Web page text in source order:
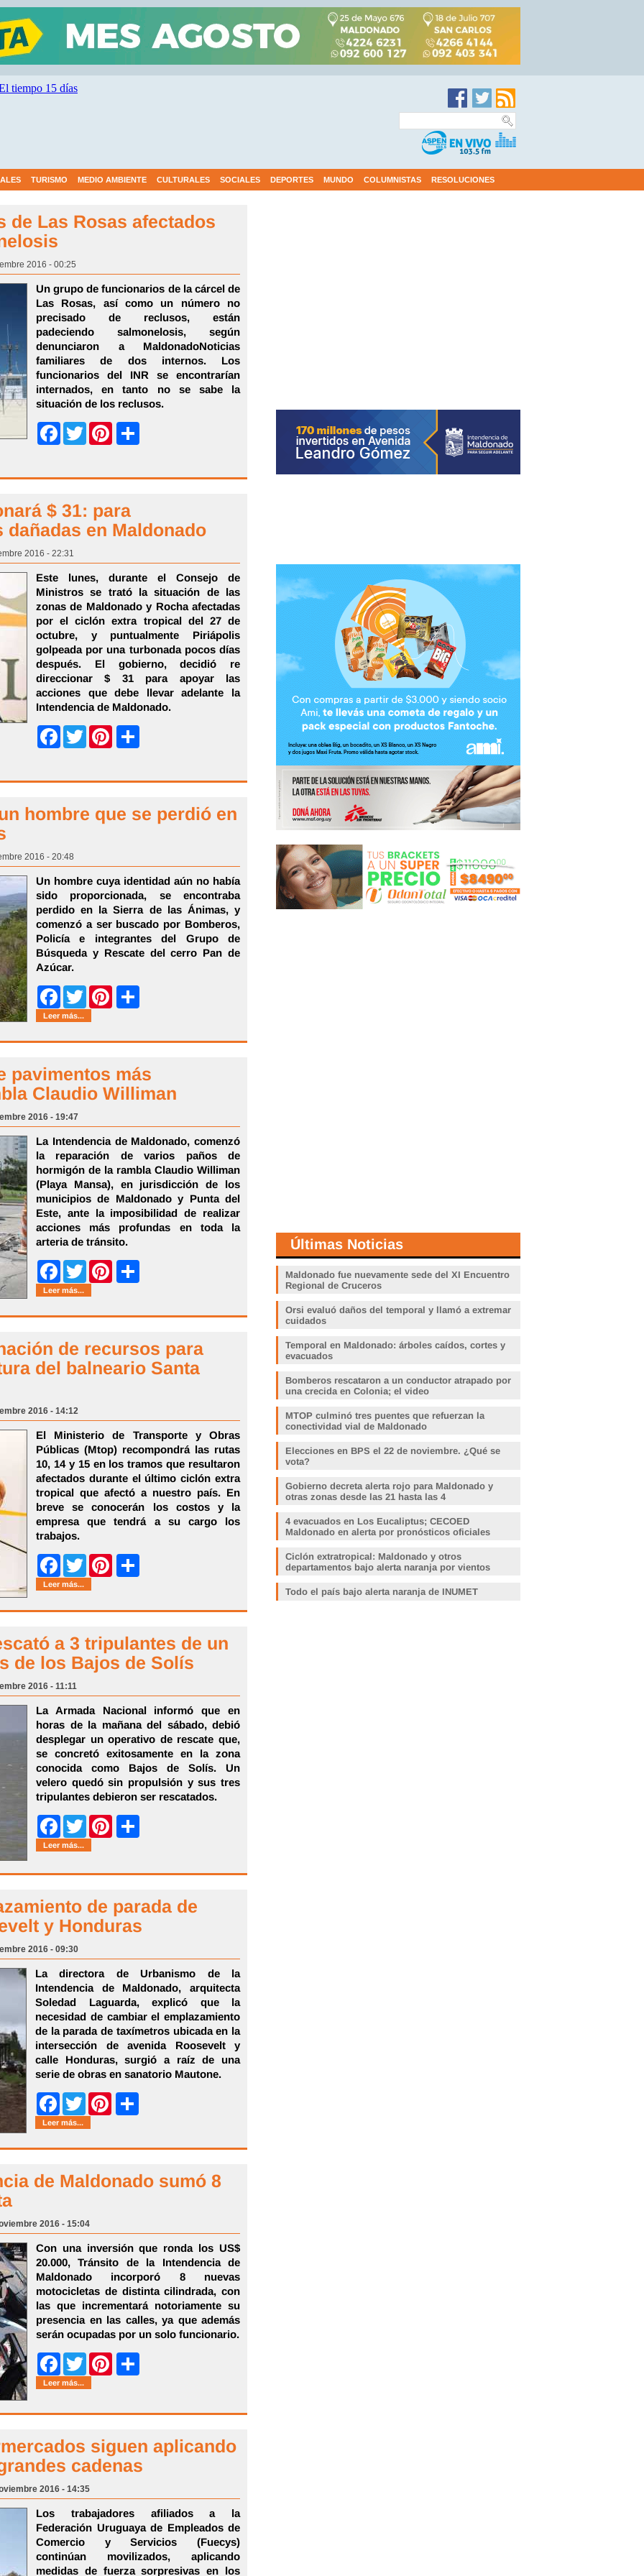
TURISMO MEDIO AMBIENTE CULTURALES SOCIALES DEPORTES MUNDO COLUMNISTAS RESOLUCIONES
de Las Rosas afectados
2016 - 00:25
Un grupo de funcionarios de la cárcel de
Las Rosas, así como un número no
precisado de reclusos, están
padeciendo salmonelosis, según
denunciaron a MaldonadoNoticias
familiares de dos internos. Los
funcionarios del INR se encontrarían
internados, en tanto no se sabe la
situación de los reclusos.
FacebookTwitter Pinterest
$ 31: para
en Maldonado
2016 - 22:31
Este lunes, durante el Consejo de
Ministros se trató la situación de las
zonas de Maldonado y Rocha afectadas
por el ciclón extra tropical del 27 de
octubre, y puntualmente Piriápolis
golpeada por una turbonada pocos días
después. El gobierno, decidió re
direccionar $ 31 para apoyar las
acciones que debe llevar adelante la
Intendencia de Maldonado.
FacebookTwitter Pinterest
hombre que se perdió en
2016 - 20:48
Un hombre cuya identidad aún no había
sido proporcionada, se encontraba
perdido en la Sierra de las Ánimas, y
comenzó a ser buscado por Bomberos,
Policía e integrantes del Grupo de
Búsqueda y Rescate del cerro Pan de
Azúcar.
FacebookTwitter Pinterest
Leer más...
pavimentos más
Claudio Williman
2016 - 19:47
La Intendencia de Maldonado, comenzó
la reparación de varios paños de
hormigón de la rambla Claudio Williman
(Playa Mansa), en jurisdicción de los
municipios de Maldonado y Punta del
Este, ante la imposibilidad de realizar
acciones más profundas en toda la
arteria de tránsito.
FacebookTwitter Pinterest
Leer más...
de recursos para
del balneario Santa
2016 - 14:12
El Ministerio de Transporte y Obras
Públicas (Mtop) recompondrá las rutas
10, 14 y 15 en los tramos que resultaron
afectados durante el último ciclón extra
tropical que afectó a nuestro país. En
breve se conocerán los costos y la
empresa que tendrá a su cargo los
trabajos.
FacebookTwitter Pinterest
Leer más...
a 3 tripulantes de un
de los Bajos de Solís
2016 - 11:11
La Armada Nacional informó que en
horas de la mañana del sábado, debió
desplegar un operativo de rescate que,
se concretó exitosamente en la zona
conocida como Bajos de Solís. Un
velero quedó sin propulsión y sus tres
tripulantes debieron ser rescatados.
FacebookTwitter Pinterest
Leer más...
de parada de
y Honduras
2016 - 09:30
La directora de Urbanismo de la
Intendencia de Maldonado, arquitecta
Soledad Laguarda, explicó que la
necesidad de cambiar el emplazamiento
de la parada de taxímetros ubicada en la
intersección de avenida Roosevelt y
calle Honduras, surgió a raíz de una
serie de obras en sanatorio Mautone.
FacebookTwitter Pinterest
Leer más...
de Maldonado sumó 8
2016 - 15:04
Con una inversión que ronda los US$
20.000, Tránsito de la Intendencia de
Maldonado incorporó 8 nuevas
motocicletas de distinta cilindrada, con
las que incrementará notoriamente su
presencia en las calles, ya que además
serán ocupadas por un solo funcionario.
FacebookTwitter Pinterest
Leer más...
siguen aplicando
cadenas
2016 - 14:35
Los trabajadores afiliados a la
Federación Uruguaya de Empleados de
Comercio y Servicios (Fuecys)
continúan movilizados, aplicando
medidas de fuerza sorpresivas en los
Últimas Noticias
Maldonado fue nuevamente sede del XI Encuentro
Regional de Cruceros
Orsi evaluó daños del temporal y llamó a extremar
cuidados
Temporal en Maldonado: árboles caídos, cortes y
evacuados
Bomberos rescataron a un conductor atrapado por
una crecida en Colonia; el video
MTOP culminó tres puentes que refuerzan la
conectividad vial de Maldonado
Elecciones en BPS el 22 de noviembre. ¿Qué se
vota?
Gobierno decreta alerta rojo para Maldonado y
otras zonas desde las 21 hasta las 4
4 evacuados en Los Eucaliptus; CECOED
Maldonado en alerta por pronósticos oficiales
Ciclón extratropical: Maldonado y otros
departamentos bajo alerta naranja por vientos
Todo el país bajo alerta naranja de INUMET